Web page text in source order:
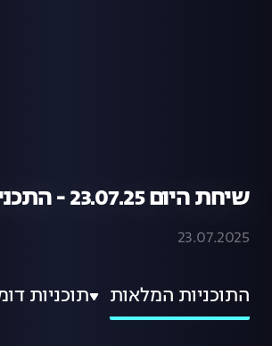
שיחת היום 23.07.25 - התכנית המלאה
23.07.2025
התוכניות המלאות תוכניות